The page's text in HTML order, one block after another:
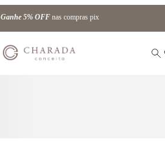
Ganhe 5% OFFnas compras pix